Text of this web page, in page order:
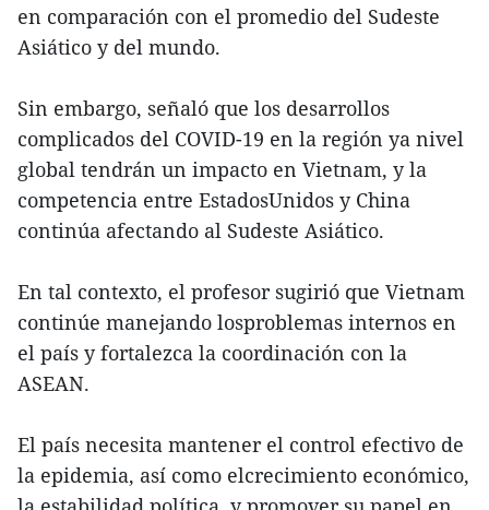
en comparación con el promedio del Sudeste
Asiático y del mundo.
Sin embargo, señaló que los desarrollos
complicados del COVID-19 en la región ya nivel
global tendrán un impacto en Vietnam, y la
competencia entre EstadosUnidos y China
continúa afectando al Sudeste Asiático.
En tal contexto, el profesor sugirió que Vietnam
continúe manejando losproblemas internos en
el país y fortalezca la coordinación con la
ASEAN.
El país necesita mantener el control efectivo de
la epidemia, así como elcrecimiento económico,